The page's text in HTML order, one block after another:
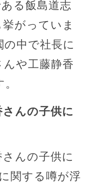
る飯島道志
がっていま
中で社長に
や工藤静香
んの子供に
んの子供に
関する噂が浮